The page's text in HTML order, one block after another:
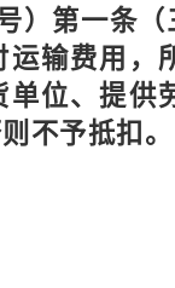
）第一条
输费用，
位、提供
不予抵扣。